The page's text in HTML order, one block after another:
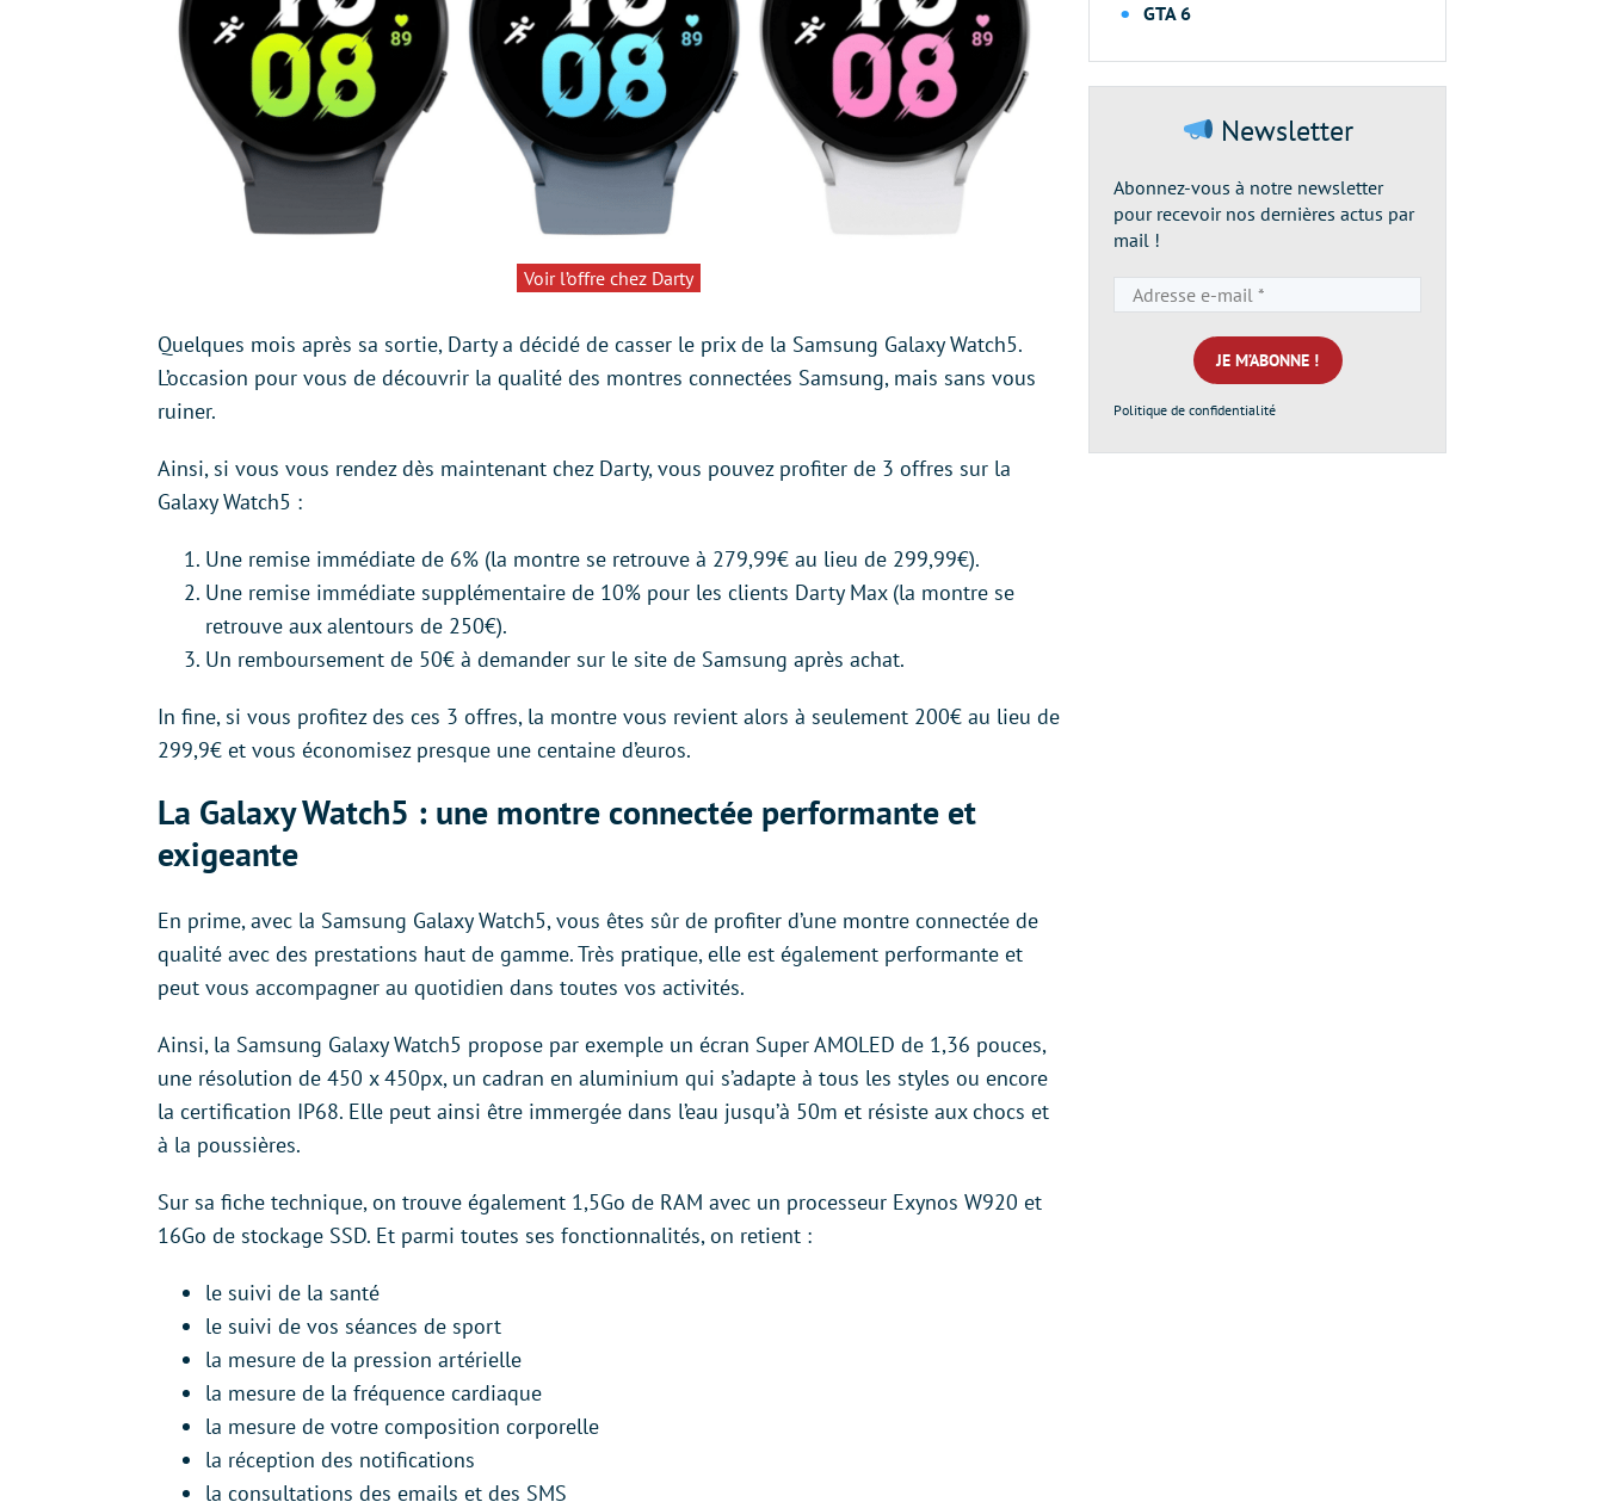
Voir l’offre chez Darty
Quelques mois après sa sortie, Darty a décidé de casser le prix de la Samsung Galaxy Watch5.
L’occasion pour vous de découvrir la qualité des montres connectées Samsung, mais sans vous
ruiner.
Ainsi, si vous vous rendez dès maintenant chez Darty, vous pouvez profiter de 3 offres sur la
Galaxy Watch5 :
Une remise immédiate de 6% (la montre se retrouve à 279,99€ au lieu de 299,99€).
Une remise immédiate supplémentaire de 10% pour les clients Darty Max (la montre se
retrouve aux alentours de 250€).
Un remboursement de 50€ à demander sur le site de Samsung après achat.
In fine, si vous profitez des ces 3 offres, la montre vous revient alors à seulement 200€ au lieu de
299,9€ et vous économisez presque une centaine d’euros.
La Galaxy Watch5 : une montre connectée performante et
exigeante
En prime, avec la Samsung Galaxy Watch5, vous êtes sûr de profiter d’une montre connectée de
qualité avec des prestations haut de gamme. Très pratique, elle est également performante et
peut vous accompagner au quotidien dans toutes vos activités.
Ainsi, la Samsung Galaxy Watch5 propose par exemple un écran Super AMOLED de 1,36 pouces,
une résolution de 450 x 450px, un cadran en aluminium qui s’adapte à tous les styles ou encore
la certification IP68. Elle peut ainsi être immergée dans l’eau jusqu’à 50m et résiste aux chocs et
à la poussières.
Sur sa fiche technique, on trouve également 1,5Go de RAM avec un processeur Exynos W920 et
16Go de stockage SSD. Et parmi toutes ses fonctionnalités, on retient :
le suivi de la santé
le suivi de vos séances de sport
la mesure de la pression artérielle
la mesure de la fréquence cardiaque
la mesure de votre composition corporelle
la réception des notifications
la consultations des emails et des SMS
GTA 6
Newsletter
Abonnez-vous à notre newsletter
pour recevoir nos dernières actus par
mail !
e-
mail
*
Politique de confidentialité